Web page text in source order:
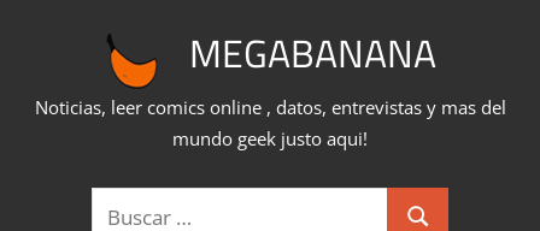
MEGABANANA
Noticias, leer comics online , datos, entrevistas y mas del
mundo geek justo aqui!
Buscar: